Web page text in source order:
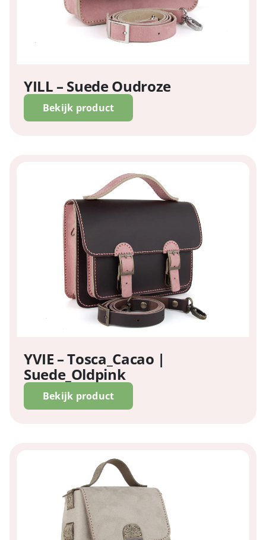
YILL – Suede Oudroze
Bekijk product
YVIE – Tosca_Cacao |
Suede_Oldpink
Bekijk product